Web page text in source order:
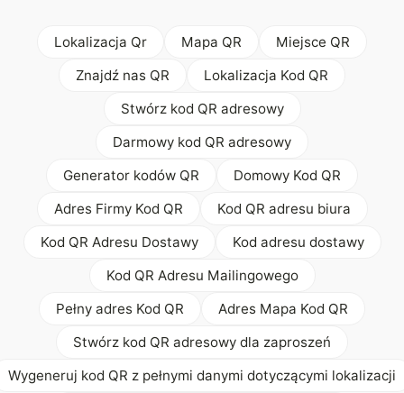
Lokalizacja Qr Mapa QR
Miejsce QR
Znajdź nas QR
Lokalizacja Kod QR
Stwórz kod QR adresowy
Darmowy kod QR adresowy
Generator kodów QR
Domowy Kod QR
Adres Firmy Kod QR
Kod QR adresu biura
Kod QR Adresu Dostawy
Kod adresu dostawy
Kod QR Adresu Mailingowego
Pełny adres Kod QR
Adres Mapa Kod QR
Stwórz kod QR adresowy dla zaproszeń
Wygeneruj kod QR z pełnymi danymi dotyczącymi lokalizacji